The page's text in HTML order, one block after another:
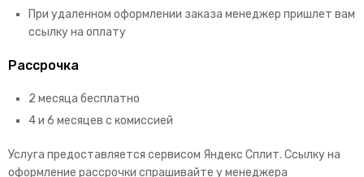
При удаленном оформлении заказа менеджер пришлет вам
ссылку на оплату
Рассрочка
2 месяца бесплатно
4 и 6 месяцев с комиссией
Услуга предоставляется сервисом Яндекс Сплит. Ссылку на
оформление рассрочки спрашивайте у менеджера